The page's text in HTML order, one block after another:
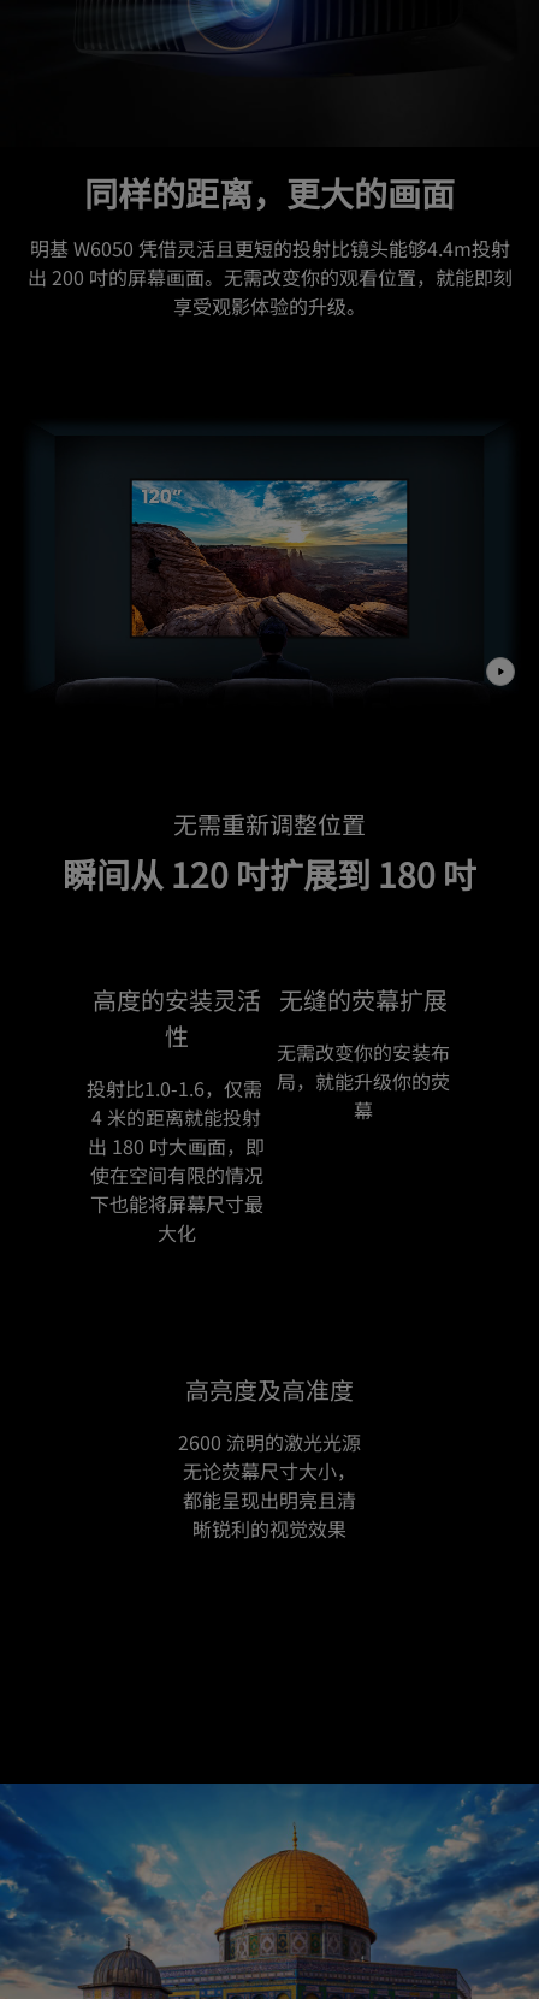
同样的距离，更大的画面
明基 W6050 凭借灵活且更短的投射比镜头能够4.4m投射
出 200 吋的屏幕画面。无需改变你的观看位置，就能即刻
享受观影体验的升级。
无需重新调整位置
瞬间从 120 吋扩展到 180 吋
高度的安装灵活
性
投射比1.0-1.6，仅需
4 米的距离就能投射
出 180 吋大画面，即
使在空间有限的情况
下也能将屏幕尺寸最
大化
无缝的荧幕扩展
无需改变你的安装布
局，就能升级你的荧
幕
高亮度及高准度
2600 流明的激光光源
无论荧幕尺寸大小，
都能呈现出明亮且清
晰锐利的视觉效果